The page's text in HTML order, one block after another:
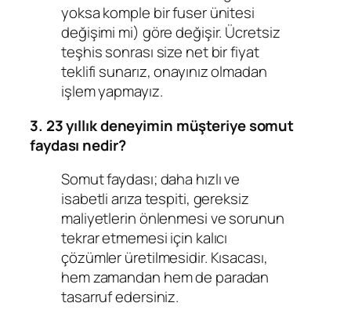
yoksa komple bir fuser ünitesi
değişimi mi) göre değişir. Ücretsiz
teşhis sonrası size net bir fiyat
teklifi sunarız, onayınız olmadan
işlem yapmayız.
3. 23 yıllık deneyimin müşteriye somut
faydası nedir?
Somut faydası; daha hızlı ve
isabetli arıza tespiti, gereksiz
maliyetlerin önlenmesi ve sorunun
tekrar etmemesi için kalıcı
çözümler üretilmesidir. Kısacası,
hem zamandan hem de paradan
tasarruf edersiniz.